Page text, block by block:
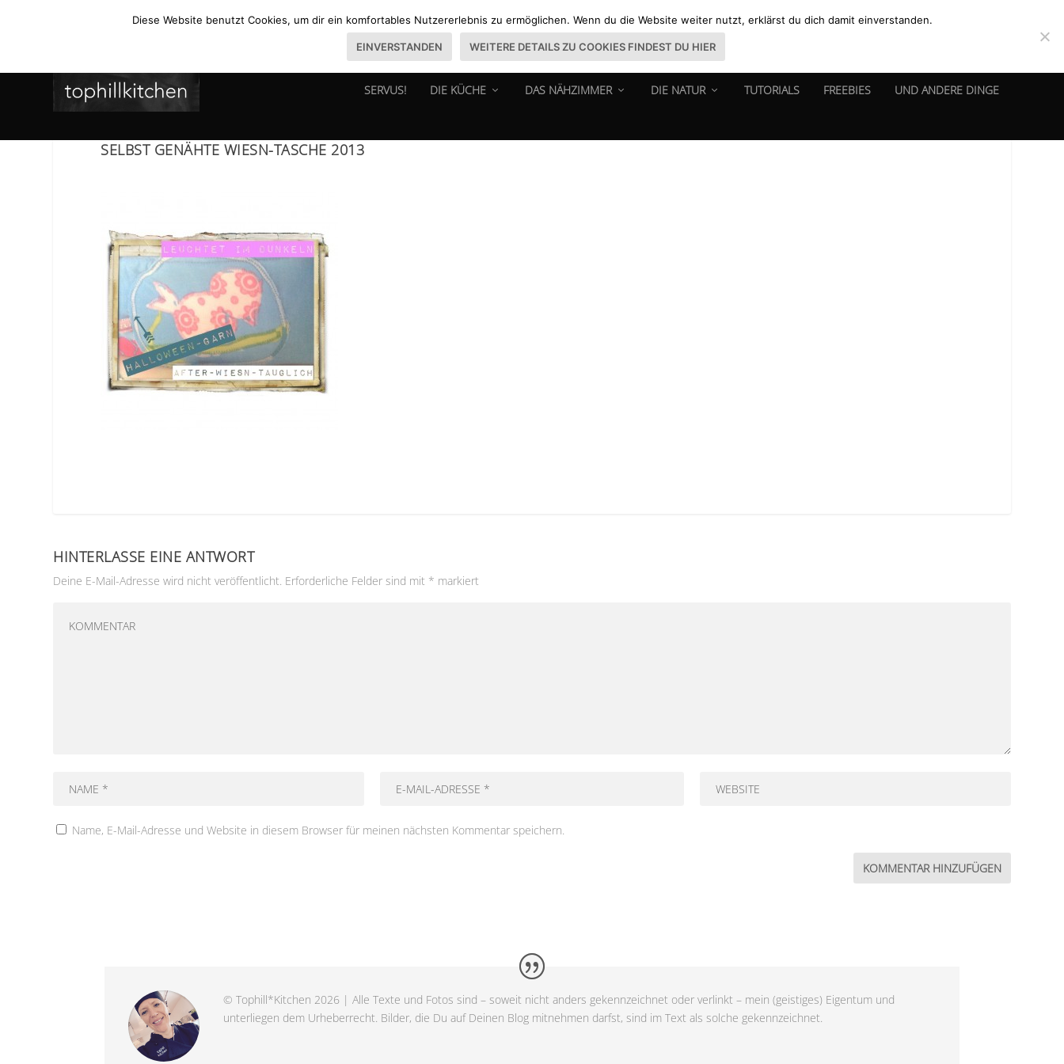
SERVUS! DIE KÜCHE DAS NÄHZIMMER DIE NATUR TUTORIALS FREEBIES UND ANDERE DINGE
SELBST GENÄHTE WIESN-TASCHE 2013
HINTERLASSE EINE ANTWORT
Deine E-Mail-Adresse wird nicht veröffentlicht. Erforderliche Felder sind mit * markiert
Name, E-Mail-Adresse und Website in diesem Browser für meinen nächsten Kommentar speichern.
© Tophill*Kitchen 2026 | Alle Texte und Fotos sind – soweit nicht anders gekennzeichnet oder verlinkt – mein (geistiges) Eigentum und
unterliegen dem Urheberrecht. Bilder, die Du auf Deinen Blog mitnehmen darfst, sind im Text als solche gekennzeichnet.
Diese Website benutzt Cookies, um dir ein komfortables Nutzererlebnis zu ermöglichen. Wenn du die Website weiter nutzt, erklärst du dich damit einverstanden.
EINVERSTANDEN WEITERE DETAILS ZU COOKIES FINDEST DU HIER